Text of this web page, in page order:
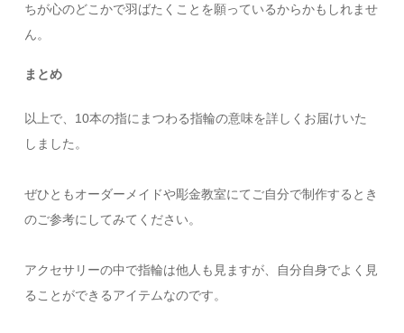
ちが心のどこかで羽ばたくことを願っているからかもしれませ
ん。
まとめ
以上で、10本の指にまつわる指輪の意味を詳しくお届けいた
しました。
ぜひともオーダーメイドや彫金教室にてご自分で制作するとき
のご参考にしてみてください。
アクセサリーの中で指輪は他人も見ますが、自分自身でよく見
ることができるアイテムなのです。